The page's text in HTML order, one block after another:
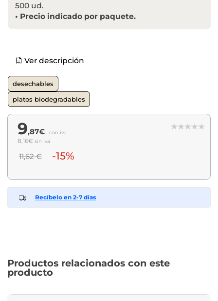
500 ud.
• Precio indicado por paquete.
Ver descripción
desechables
platos biodegradables
9,87€ con iva
8,16€ sin iva
11,62 € -15%
Recíbelo en 2-7 días
Productos relacionados con este
producto